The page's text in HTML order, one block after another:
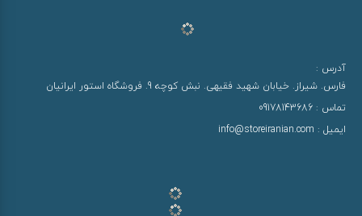
آدرس :
فارس. شیراز. خیابان شهید فقیهی. نبش کوچه 9. فروشگاه استور ایرانیان
تماس : 09178143686
ایمیل : info@storeiranian.com